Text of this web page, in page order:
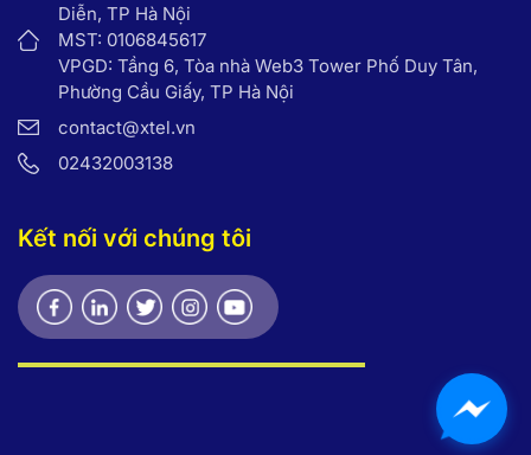
Diễn, TP Hà Nội
MST: 0106845617
VPGD: Tầng 6, Tòa nhà Web3 Tower Phố Duy Tân,
Phường Cầu Giấy, TP Hà Nội
contact@xtel.vn
02432003138
Kết nối với chúng tôi